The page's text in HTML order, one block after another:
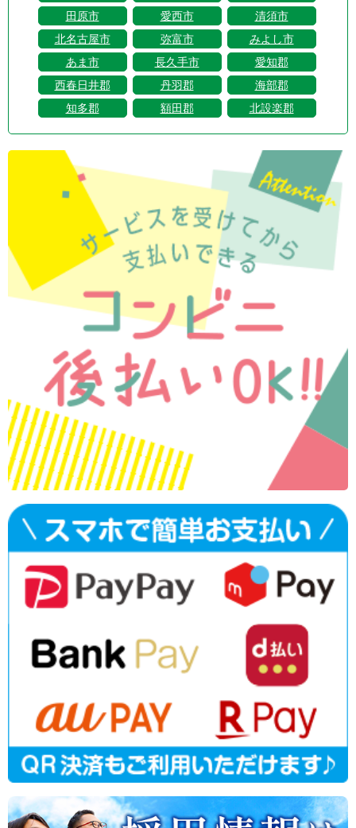
田原市
愛西市
清須市
北名古屋市
弥富市
みよし市
あま市
長久手市
愛知郡
西春日井郡
丹羽郡
海部郡
知多郡
額田郡 北設楽郡